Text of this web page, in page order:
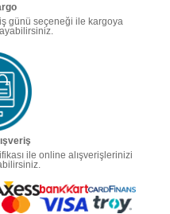
günü seçeneği ile kargoya
ile online alışverişlerinizi